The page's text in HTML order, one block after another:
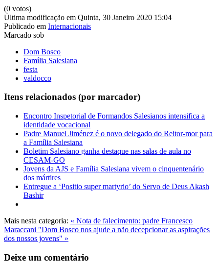
(0 votos)
Última modificação em Quinta, 30 Janeiro 2020 15:04
Publicado em Internacionais
Marcado sob
Dom Bosco
Família Salesiana
festa
valdocco
Itens relacionados (por marcador)
Encontro Inspetorial de Formandos Salesianos intensifica a
identidade vocacional
Padre Manuel Jiménez é o novo delegado do Reitor-mor para
a Família Salesiana
Boletim Salesiano ganha destaque nas salas de aula no
CESAM-GO
Jovens da AJS e Família Salesiana vivem o cinquentenário
dos mártires
Entregue a ‘Positio super martyrio’ do Servo de Deus Akash
Bashir
Mais nesta categoria: « Nota de falecimento: padre Francesco
Maraccani "Dom Bosco nos ajude a não decepcionar as aspirações
dos nossos jovens" »
Deixe um comentário